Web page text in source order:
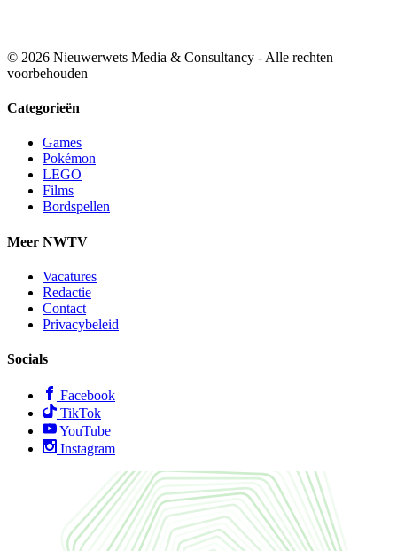
© 2026 Nieuwerwets Media & Consultancy - Alle rechten
voorbehouden
Categorieën
Games
Pokémon
LEGO
Films
Bordspellen
Meer NWTV
Vacatures
Redactie
Contact
Privacybeleid
Socials
Facebook
TikTok
YouTube
Instagram